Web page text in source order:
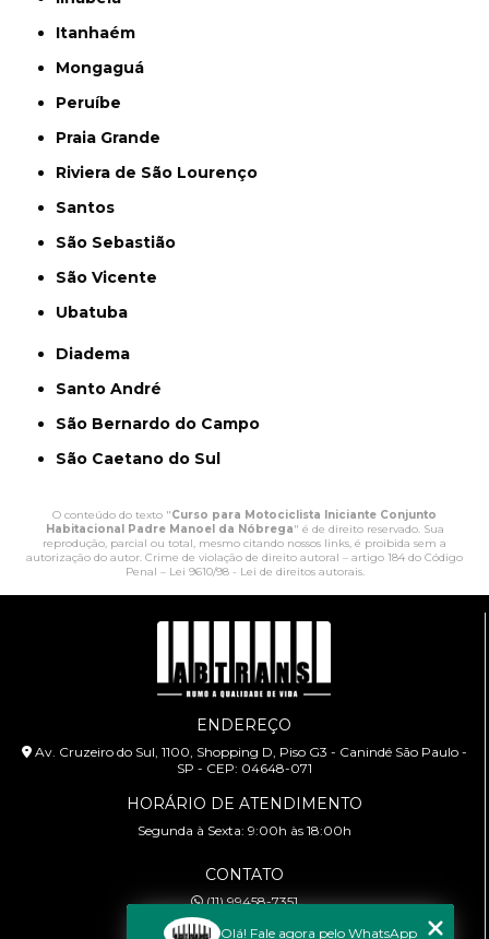
Itanhaém
Mongaguá
Peruíbe
Praia Grande
Riviera de São Lourenço
Santos
São Sebastião
São Vicente
Ubatuba
Diadema
Santo André
São Bernardo do Campo
São Caetano do Sul
O conteúdo do texto "Curso para Motociclista Iniciante Conjunto
Habitacional Padre Manoel da Nóbrega" é de direito reservado. Sua
reprodução, parcial ou total, mesmo citando nossos links, é proibida sem a
autorização do autor. Crime de violação de direito autoral – artigo 184 do Código
Penal – Lei 9610/98 - Lei de direitos autorais.
ENDEREÇO
Av. Cruzeiro do Sul, 1100, Shopping D, Piso G3 - Canindé São Paulo -
SP - CEP: 04648-071
HORÁRIO DE ATENDIMENTO
Segunda à Sexta: 9:00h às 18:00h
CONTATO
(11) 99458-7351
cursoabtrans@gmail.com
Olá! Fale agora pelo WhatsApp